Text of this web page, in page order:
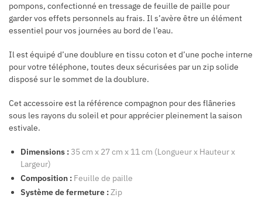
pompons, confectionné en tressage de feuille de paille pour
garder vos effets personnels au frais. Il s’avère être un élément
essentiel pour vos journées au bord de l’eau.
Il est équipé d’une doublure en tissu coton et d’une poche interne
pour votre téléphone, toutes deux sécurisées par un zip solide
disposé sur le sommet de la doublure.
Cet accessoire est la référence compagnon pour des flâneries
sous les rayons du soleil et pour apprécier pleinement la saison
estivale.
Dimensions : 35 cm x 27 cm x 11 cm (Longueur x Hauteur x
Largeur)
Composition : Feuille de paille
Système de fermeture : Zip